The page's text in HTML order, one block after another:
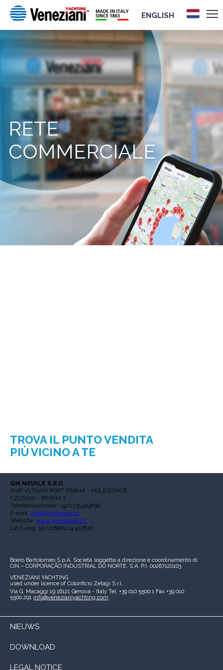
ENGLISH
RETE
COMMERCIALE
TROVA IL PUNTO VENDITA
PIÙ VICINO A TE
GM NAVALE S.R.O.
SHIP VLTAVIN PORT PRAHA - HOLESOVICE
CZ17000 - PRAHA 7
Telefoonnummer: +420731464898
E-mail: info@gmnavale.cz
Website: www.gmnavale.cz
Lat/Long: 50.106989,14.457827
Boero Bartolomeo S.p.A. Società soggetta a direzione e coordinamento di
CIN – CORPORAÇÃO INDUSTRIAL DO NORTE, S.A. P.I. 00267120103
VENEZIANI YACHTING
used under licence of Colorificio Zetagi S.r.l.
Via G. Macaggi 19 16121 Genova - Italy Tel. +39 010 5500.1 Fax +39 010
5500.291 info@venezianiyachting.com
NIEUWS
DOWNLOAD
LEGAL NOTICE